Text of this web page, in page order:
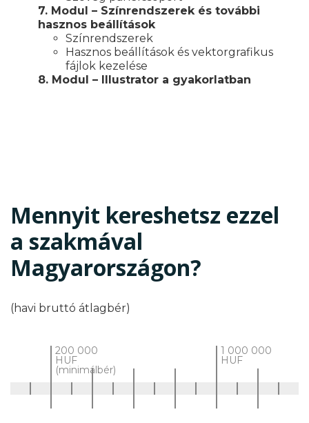
7. Modul – Színrendszerek és további
hasznos beállítások
Színrendszerek
Hasznos beállítások és vektorgrafikus
fájlok kezelése
8. Modul – Illustrator a gyakorlatban
Mennyit kereshetsz ezzel
a szakmával
Magyarországon?
(havi bruttó átlagbér)
200 000
HUF
(minimálbér)
1 000 000
HUF